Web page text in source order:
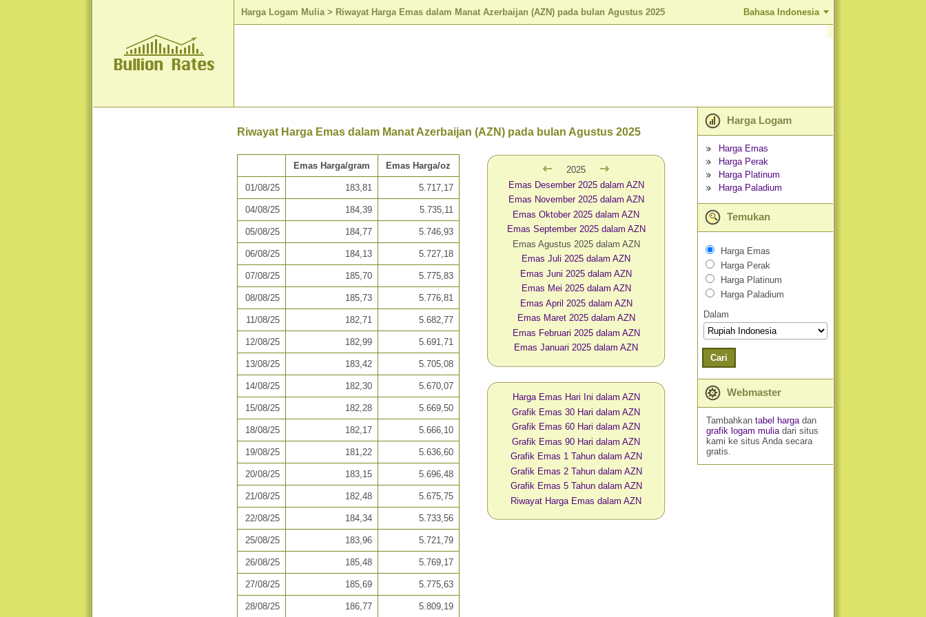
Harga Logam Mulia > Riwayat Harga Emas dalam Manat Azerbaijan (AZN) pada bulan Agustus 2025 Bahasa Indonesia
Riwayat Harga Emas dalam Manat Azerbaijan (AZN) pada bulan Agustus 2025
Emas Harga/gram Emas Harga/oz
01/08/25 183,81 5.717,17
04/08/25 184,39 5.735,11
05/08/25 184,77 5.746,93
06/08/25 184,13 5.727,18
07/08/25 185,70 5.775,83
08/08/25 185,73 5.776,81
11/08/25 182,71 5.682,77
12/08/25 182,99 5.691,71
13/08/25 183,42 5.705,08
14/08/25 182,30 5.670,07
15/08/25 182,28 5.669,50
18/08/25 182,17 5.666,10
19/08/25 181,22 5.636,60
20/08/25 183,15 5.696,48
21/08/25 182,48 5.675,75
22/08/25 184,34 5.733,56
25/08/25 183,96 5.721,79
26/08/25 185,48 5.769,17
27/08/25 185,69 5.775,63
28/08/25 186,77 5.809,19
2025
Emas Desember 2025 dalam AZN
Emas November 2025 dalam AZN
Emas Oktober 2025 dalam AZN
Emas September 2025 dalam AZN
Emas Agustus 2025 dalam AZN
Emas Juli 2025 dalam AZN
Emas Juni 2025 dalam AZN
Emas Mei 2025 dalam AZN
Emas April 2025 dalam AZN
Emas Maret 2025 dalam AZN
Emas Februari 2025 dalam AZN
Emas Januari 2025 dalam AZN
Harga Emas Hari Ini dalam AZN
Grafik Emas 30 Hari dalam AZN
Grafik Emas 60 Hari dalam AZN
Grafik Emas 90 Hari dalam AZN
Grafik Emas 1 Tahun dalam AZN
Grafik Emas 2 Tahun dalam AZN
Grafik Emas 5 Tahun dalam AZN
Riwayat Harga Emas dalam AZN
Harga Logam
Harga Emas
Harga Perak
Harga Platinum
Harga Paladium
Temukan
Harga Emas
Harga Perak
Harga Platinum
Harga Paladium
Dalam
Cari
Webmaster
Tambahkan tabel hargadan
grafik logam muliadari situs
kami ke situs Anda secara
gratis.